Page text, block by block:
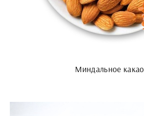
Миндальное какао